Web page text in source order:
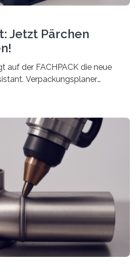
Jetzt Pärchen
auf der FACHPACK die neue
Verpackungsplaner
und in der Zulieferindustrie.
Die Anordnung kann
und erhält so mehr Kontrolle
der Bauteile. Die ebenfalls neue
dient dazu, die Software
Unternehmensprozesse
– Zur Messe FACHPACK
in Nürnberg…